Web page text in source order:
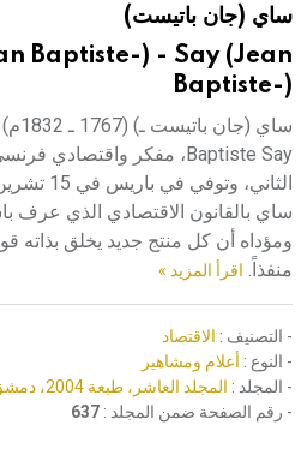
هيئة الموسوعة العربية تطلقساي (جان باتيست)
Baptiste-) - Say (Jean
Baptiste-)
الثاني،
ساي بالقانون الاقتصادي الذي عرف
ومؤداه أن كل منتج جديد يخلق بذاته
منفذاً. اقرأ المزيد »
- التصنيف : الاقتصاد
- النوع : أعلام ومشاهير
- المجلد : المجلد العاشر، طبعة 2004، دمشق
- رقم الصفحة ضمن المجلد : 637